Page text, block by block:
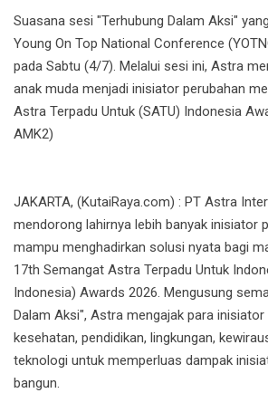
Suasana sesi "Terhubung Dalam Aksi"
Young On Top National Conference
pada Sabtu (4/7). Melalui sesi ini, Astra
anak muda menjadi inisiator perubahan
Astra Terpadu Untuk (SATU) Indonesia
AMK2)
JAKARTA, (KutaiRaya.com) : PT Astra
mendorong lahirnya lebih banyak inisiator
mampu menghadirkan solusi nyata bagi
17th Semangat Astra Terpadu Untuk
Indonesia) Awards 2026. Mengusung
Dalam Aksi", Astra mengajak para
kesehatan, pendidikan, lingkungan,
teknologi untuk memperluas dampak
bangun.